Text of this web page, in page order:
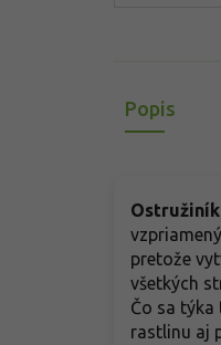
Popis
pretože
všetkých
Čo sa
rastlinu aj